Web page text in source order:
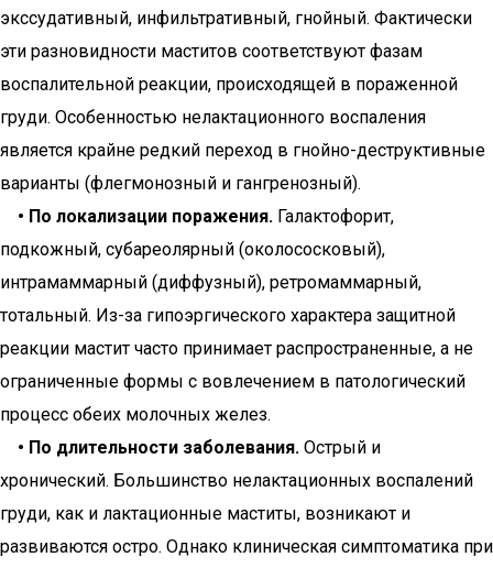
экссудативный, инфильтративный, гнойный. Фактически
эти разновидности маститов соответствуют фазам
воспалительной реакции, происходящей в пораженной
груди. Особенностью нелактационного воспаления
является крайне редкий переход в гнойно-деструктивные
варианты (флегмонозный и гангренозный).
• По локализации поражения. Галактофорит,
подкожный, субареолярный (околососковый),
интрамаммарный (диффузный), ретромаммарный,
тотальный. Из-за гипоэргического характера защитной
реакции мастит часто принимает распространенные, а не
ограниченные формы с вовлечением в патологический
процесс обеих молочных желез.
• По длительности заболевания. Острый и
хронический. Большинство нелактационных воспалений
груди, как и лактационные маститы, возникают и
развиваются остро. Однако клиническая симптоматика при